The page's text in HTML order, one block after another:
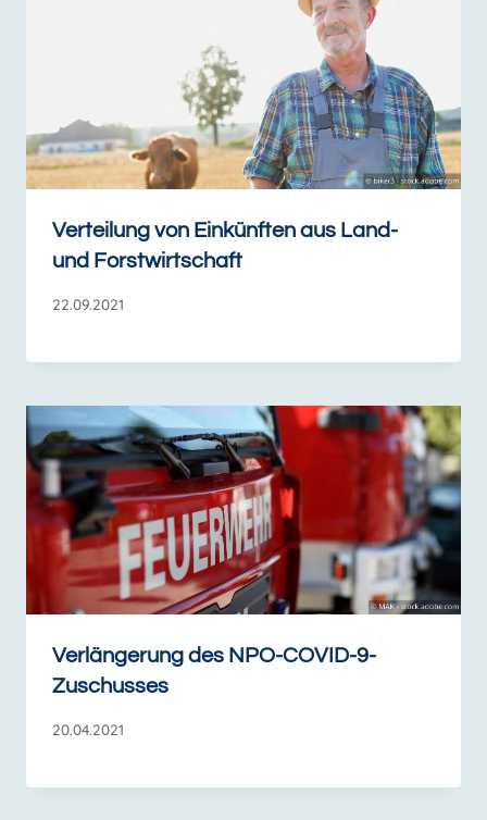
Verteilung von Einkünften aus Land-
und Forstwirtschaft
22.09.2021
Verlängerung des NPO-COVID-9-
Zuschusses
20.04.2021